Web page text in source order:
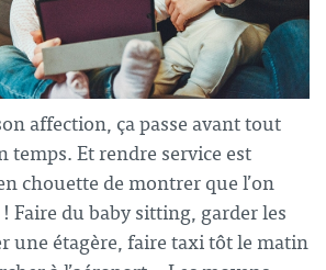
affection, ça passe avant tout
temps. Et rendre service est
chouette de montrer que l’on
Faire du baby sitting, garder les
une étagère, faire taxi tôt le matin